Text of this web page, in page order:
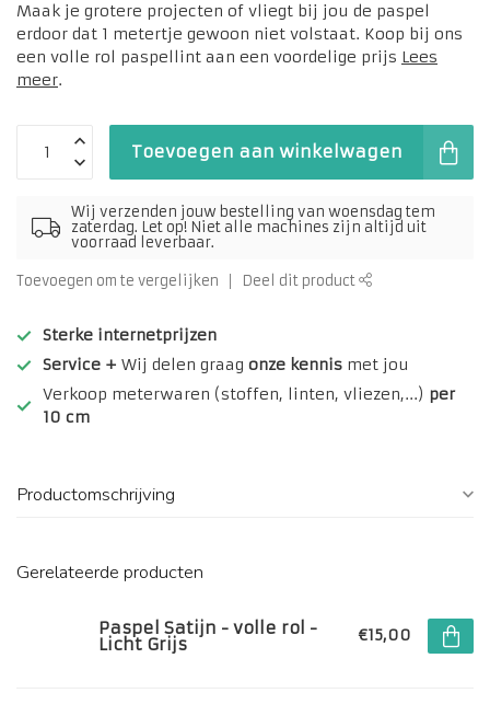
Maak je grotere projecten of vliegt bij jou de paspel
erdoor dat 1 metertje gewoon niet volstaat. Koop bij ons
een volle rol paspellint aan een voordelige prijs Lees
meer.
Toevoegen aan winkelwagen
Wij verzenden jouw bestelling van woensdag tem
zaterdag. Let op! Niet alle machines zijn altijd uit
voorraad leverbaar.
Toevoegen om te vergelijken Deel dit product
Sterke internetprijzen
Service + Wij delen graag onze kennis met jou
Verkoop meterwaren (stoffen, linten, vliezen,...) per
10 cm
Productomschrijving
Gerelateerde producten
Paspel Satijn - volle rol -
Licht Grijs €15,00